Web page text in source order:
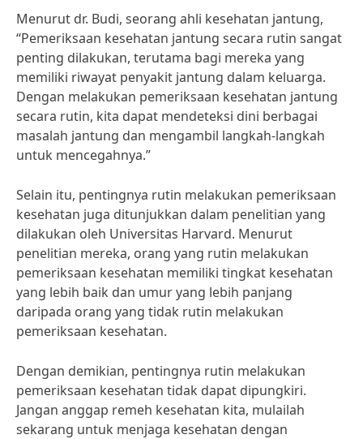
Menurut dr. Budi, seorang ahli kesehatan jantung,
“Pemeriksaan kesehatan jantung secara rutin sangat
penting dilakukan, terutama bagi mereka yang
memiliki riwayat penyakit jantung dalam keluarga.
Dengan melakukan pemeriksaan kesehatan jantung
secara rutin, kita dapat mendeteksi dini berbagai
masalah jantung dan mengambil langkah-langkah
untuk mencegahnya.”
Selain itu, pentingnya rutin melakukan pemeriksaan
kesehatan juga ditunjukkan dalam penelitian yang
dilakukan oleh Universitas Harvard. Menurut
penelitian mereka, orang yang rutin melakukan
pemeriksaan kesehatan memiliki tingkat kesehatan
yang lebih baik dan umur yang lebih panjang
daripada orang yang tidak rutin melakukan
pemeriksaan kesehatan.
Dengan demikian, pentingnya rutin melakukan
pemeriksaan kesehatan tidak dapat dipungkiri.
Jangan anggap remeh kesehatan kita, mulailah
sekarang untuk menjaga kesehatan dengan